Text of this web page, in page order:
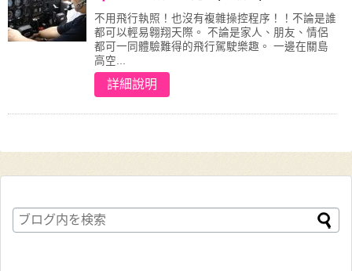
不用飛行執照！也沒有複雜操控程序！！不論是誰
都可以輕易翱翔天際。 不論是家人、朋友、情侶
都可一同體驗難得的飛行駕駛樂趣。 一邊在關島
高空...
詳細說明